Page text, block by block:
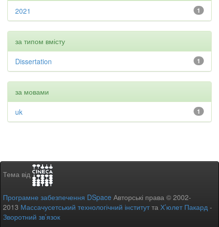
1
2021
за типом вмісту
1
Dissertation
за мовами
1
uk
Тема від
Програмне забезпечення DSpace Авторські права © 2002-
2013 Массачусетський технологічний інститутта Х’юлет Пакард -
Зворотний зв’язок